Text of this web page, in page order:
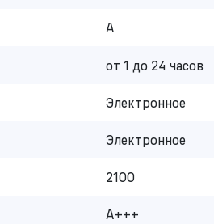
A
от 1 до 24 часов
Электронное
Электронное
2100
A+++